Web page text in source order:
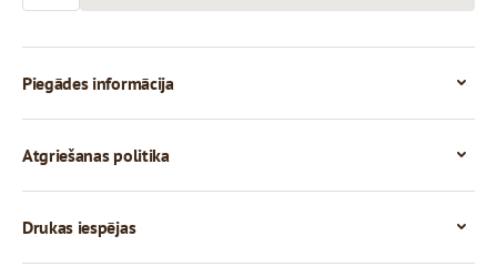
Piegādes informācija
Atgriešanas politika
Drukas iespējas